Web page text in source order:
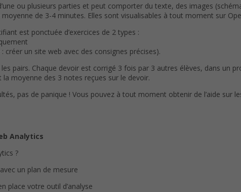
ou plusieurs parties et peut comporter du texte, des images
de 3-4 minutes. Elles sont visualisables à tout moment sur
est ponctuée d’exercices de 2 types :
créer un site web avec des consignes précises).
pairs. Chaque devoir est corrigé 3 fois par 3 autres élèves, dans un
moyenne des 3 notes reçues sur le devoir.
pas de panique ! Vous pouvez à tout moment obtenir de l’aide sur
Analytics
?
un plan de mesure
place votre outil d’analyse